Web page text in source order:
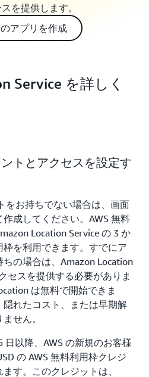
を提供します。
アプリを作成
Service を詳しく
トとアクセスを設定す
をお持ちでない場合は、画面
成してください。AWS 無料
Location Service の 3 か
枠を利用できます。すでにア
ちの場合は、Amazon Location
セスを提供する必要がありま
は無料で開始できま
隠れたコスト、または早期解
せん。
日以降、AWS の新規のお客様
の AWS 無料利用枠クレジ
す。このクレジットは、